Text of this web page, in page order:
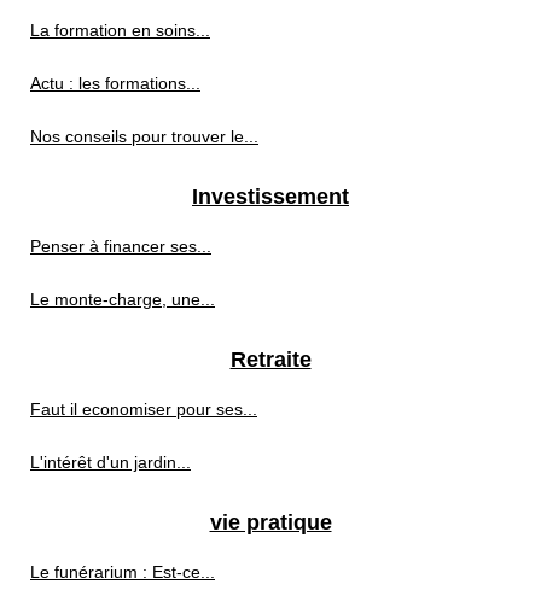
La formation en soins...
Actu : les formations...
Nos conseils pour trouver le...
Investissement
Penser à financer ses...
Le monte-charge, une...
Retraite
Faut il economiser pour ses...
L'intérêt d'un jardin...
vie pratique
Le funérarium : Est-ce...